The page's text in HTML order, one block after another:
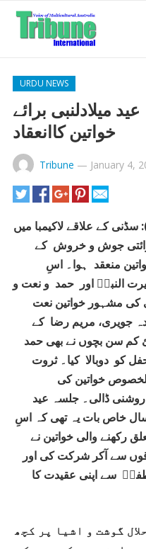
URDU NEWS
میلادلنبی برائے
خواتین کاانعقاد
Tribune — January 4,
مورخہ ۳ جنوری): سڈنی کے علاقے لاکیمبا میں
جوش و خروش کے
منعقد ہوا۔ اسِ
النبیؐ اور حمد و نعت و
مشہور خواتین نعت
جویری، مریم رضا کے
کم سن بچوں نے بھی حمد
کو دوبالا کیا۔ ثروت
خواتین کی
روشنی ڈالی۔ جلسہ عید
خاص بات یہ تھی کہ اسِ
رکھنے والی خواتین نے
سے آکر شرکت کی اور
سے اپنی عقیدت کا
گوشت و اشیا پر کچھ